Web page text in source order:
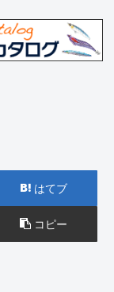
はてブ
コピー